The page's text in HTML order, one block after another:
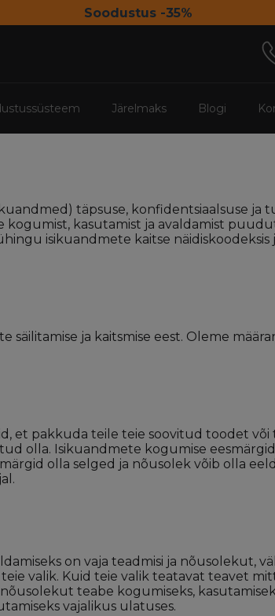
Soodustus -35%
Järelmaks Blogi
täpsuse, konfidentsiaalsuse ja
kasutamist ja avaldamist
isikuandmete kaitse
ja kaitsmise eest. Oleme
et pakkuda teile teie soovitud toodet
olla. Isikuandmete kogumise
olla selged ja nõusolek võib olla
on vaja teadmisi ja nõusolekut,
valik. Kuid teie valik teatavat teavet
teabe kogumiseks,
vajalikus ulatuses.